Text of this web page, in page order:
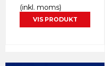
(inkl. moms)
VIS PRODUKT